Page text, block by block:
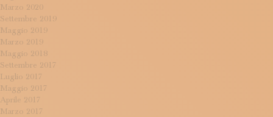
Marzo 2020
Settembre 2019
Maggio 2019
Marzo 2019
Maggio 2018
Settembre 2017
Luglio 2017
Maggio 2017
Aprile 2017
Marzo 2017